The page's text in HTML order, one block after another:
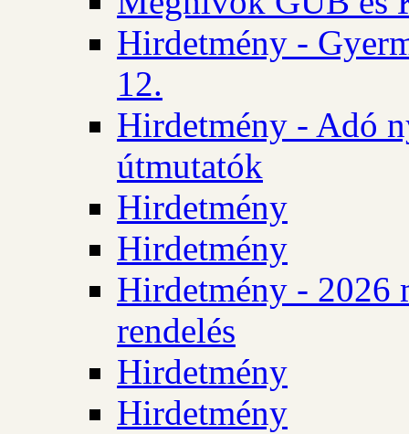
Hirdetmény -
12.
Hirdetmény - Adó
útmutatók
Hirdetmény
Hirdetmény
Hirdetmény - 2026
rendelés
Hirdetmény
Hirdetmény